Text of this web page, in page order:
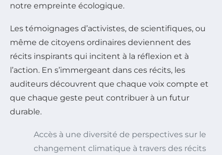
notre empreinte écologique.
Les témoignages d’activistes, de scientifiques, ou
même de citoyens ordinaires deviennent des
récits inspirants qui incitent à la réflexion et à
l’action. En s’immergeant dans ces récits, les
auditeurs découvrent que chaque voix compte et
que chaque geste peut contribuer à un futur
durable.
Accès à une diversité de perspectives sur le
changement climatique à travers des récits